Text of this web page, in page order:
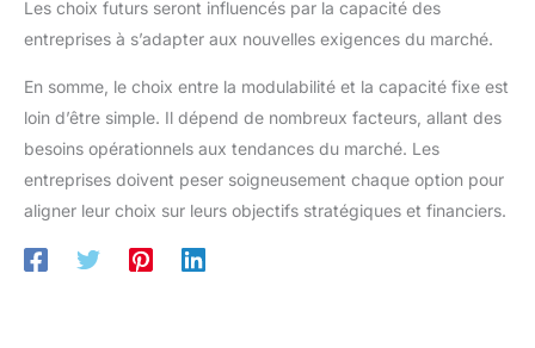
Les choix futurs seront influencés par la capacité des
entreprises à s’adapter aux nouvelles exigences du marché.
En somme, le choix entre la modulabilité et la capacité fixe est
loin d’être simple. Il dépend de nombreux facteurs, allant des
besoins opérationnels aux tendances du marché. Les
entreprises doivent peser soigneusement chaque option pour
aligner leur choix sur leurs objectifs stratégiques et financiers.